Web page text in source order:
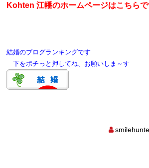
Kohten 江幡のホームページはこちら
結婚のブログランキングです
下をポチっと押してね、お願いしま～す